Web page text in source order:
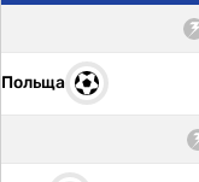
Польща